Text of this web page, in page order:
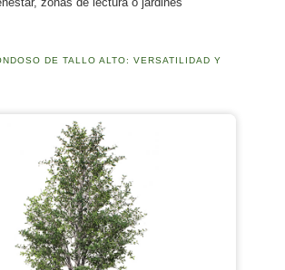
DE TALLO ALTO: VERSATILIDAD Y